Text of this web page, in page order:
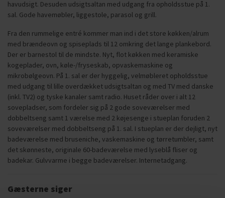
havudsigt. Desuden udsigtsaltan med udgang fra opholdsstue på 1.
sal. Gode havemøbler, liggestole, parasol og grill.
Fra den rummelige entré kommer man ind i det store køkken/alrum
med brændeovn og spiseplads til 12 omkring det lange plankebord.
Der er barnestol til de mindste. Nyt, flot køkken med keramiske
kogeplader, ovn, køle-/fryseskab, opvaskemaskine og
mikrobølgeovn. På 1. sal er der hyggelig, velmøbleret opholdsstue
med udgang til lille overdækket udsigtsaltan og med TV med danske
(inkl. TV2) og tyske kanaler samt radio. Huset råder over i alt 12
sovepladser, som fordeler sig på 2 gode soveværelser med
dobbeltseng samt 1 værelse med 2 køjesenge i stueplan foruden 2
soveværelser med dobbeltseng på 1. sal. I stueplan er der dejligt, nyt
badeværelse med bruseniche, vaskemaskine og tørretumbler, samt
det skønneste, originale 60-badeværelse med lyseblå fliser og
badekar. Gulvvarme i begge badeværelser. Internetadgang.
Gæsterne siger